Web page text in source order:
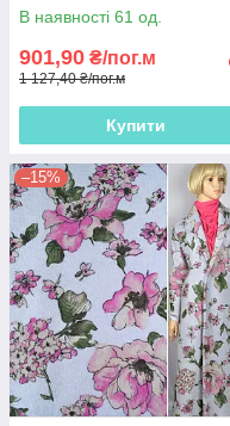
В наявності 61 од.
901,90 ₴/пог.м
1 127,40 ₴/пог.м
Купити
–15%